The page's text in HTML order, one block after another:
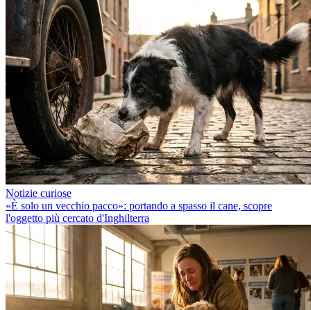
Notizie curiose
«È solo un vecchio pacco»: portando a spasso il cane, scopre
l'oggetto più cercato d'Inghilterra